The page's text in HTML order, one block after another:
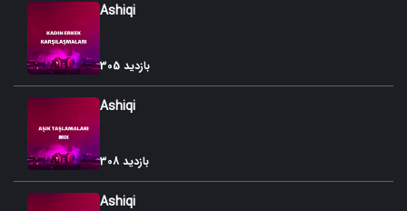
Ashiqi
305 بازدید
Ashiqi
308 بازدید
Ashiqi